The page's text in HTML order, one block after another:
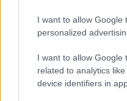
I want to allow Google
personalized
I want to allow Google
related to analytics
device identifiers in
„…az emlékezés